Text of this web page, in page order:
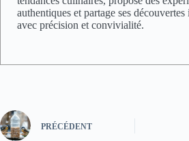
authentiques et partage ses
avec précision et convivialité.
PRÉCÉDENT